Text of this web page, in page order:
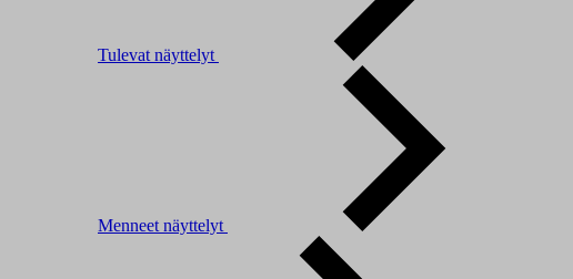
Tulevat näyttelyt
Menneet näyttelyt